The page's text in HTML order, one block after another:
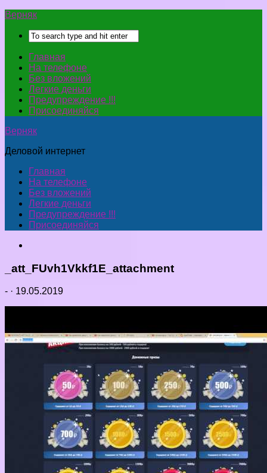
Верняк
Главная
На телефоне
Без вложений
Легкие деньги
Предупреждение !!!
Присоединяйся
Верняк
Деловой интернет
Главная
На телефоне
Без вложений
Легкие деньги
Предупреждение !!!
Присоединяйся
_att_FUvh1Vkkf1E_attachment
- · 19.05.2019